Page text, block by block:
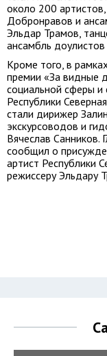
около 200
Добронравов и
Эльдар Трамов,
ансамбль
Кроме того, в
премии «За видные
социальной сферы и
Республики
стали дирижер
экскурсоводов и
Вячеслав Санников.
сообщил о
артист Республики
режиссеру Эльдару